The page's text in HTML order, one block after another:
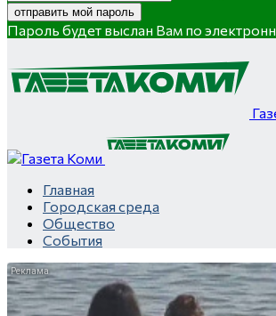
Пароль будет выслан Вам по
Главная
Городская среда
Общество
События